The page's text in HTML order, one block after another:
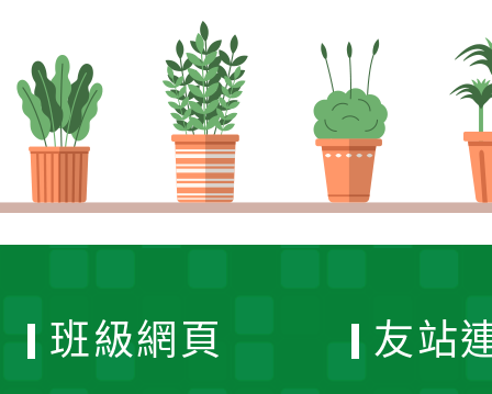
班級網頁 友站